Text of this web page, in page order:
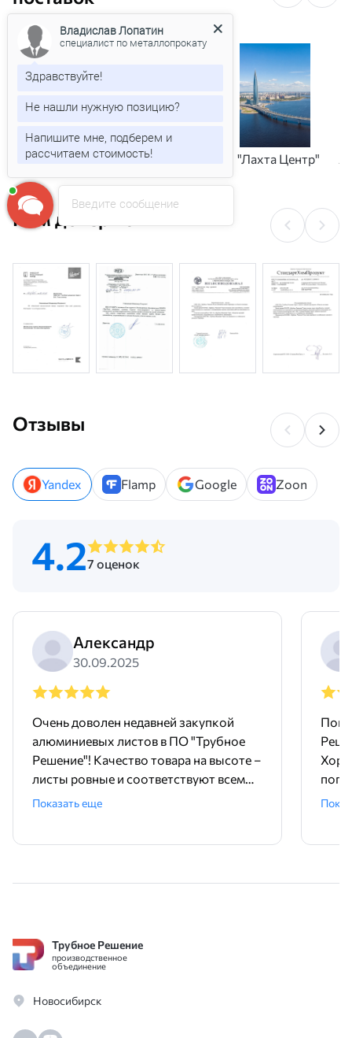
"Газпромнефть- Московский НПЗ" "Лахта Центр"
Нам доверяют
Отзывы
Yandex Flamp Google Zoon
4.27 оценок
Александр
30.09.2025
Очень доволен недавней закупкой
алюминиевых листов в ПО "Трубное
Решение"! Качество товара на высоте –
листы ровные и соответствуют всем
требованиям. Доставка была очень
Показать еще
Трубное Решение
производственное
объединение
Новосибирск
Введите сообщение
Владислав Лопатин
специалист по металлопрокату
Здравствуйте!
Не нашли нужную позицию?
Напишите мне, подберем и
рассчитаем стоимость!